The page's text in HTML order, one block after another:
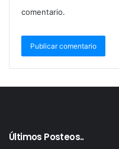
comentario.
Últimos Posteos..